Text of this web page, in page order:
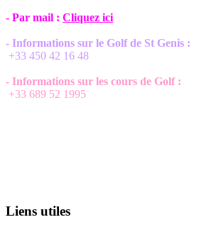
- Par mail : Cliquez ici
- Informations sur le Golf de St Genis :
+33 450 42 16 48
- Informations sur les cours de Golf :
+33 689 52 1995
Liens utiles